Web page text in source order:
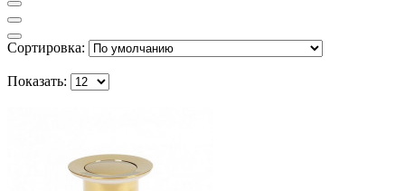
Сортировка:
Показать: